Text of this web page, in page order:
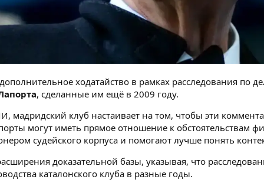
ходатайство в рамках расследования
, сделанные им ещё в 2009 году.
мадридский клуб настаивает на том, чтобы эти
могут иметь прямое отношение к
судейского корпуса и помогают лучше понять
доказательной базы, указывая, что
каталонского клуба в разные годы.